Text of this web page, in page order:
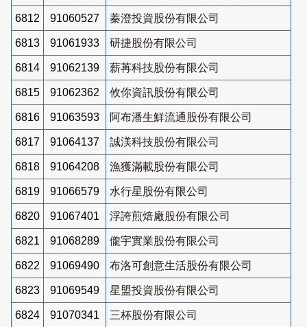
6812 91060527 蓁澄投資股份有限公司
6813 91061933 研捷股份有限公司
6814 91062139 薪苒科技股份有限公司
6815 91062362 攸你資訊股份有限公司
6816 91063593 阿布潘生鮮流通股份有限公司
6817 91064137 誠渼科技股份有限公司
6818 91064208 漁獲滿載股份有限公司
6819 91066579 水行星股份有限公司
6820 91067401 浮誇煎焙廠股份有限公司
6821 91068289 儱宇實業股份有限公司
6822 91069490 布洛可創意生活股份有限公司
6823 91069549 星盟投資股份有限公司
6824 91070341 三杯股份有限公司